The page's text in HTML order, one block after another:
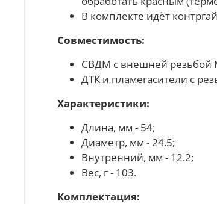
В комплекте идёт
Совместимость:
СВДМ с внешней резьбой
ДТК и пламегасители с
Характеристики:
Длина, мм - 54;
Диаметр, мм - 24.5;
Внутренний, мм - 12.2;
Вес, г - 103.
Комплектация: